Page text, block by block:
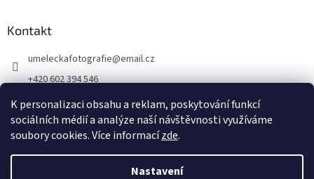
K personalizaci obsahu a reklam, poskytování funkcí
sociálních médií a analýze naší návštěvnosti využíváme
soubory cookies. Více informacízde.
Nastavení
Kontakt
umeleckafotografie@email.cz
+420 602 394 546
Facebook